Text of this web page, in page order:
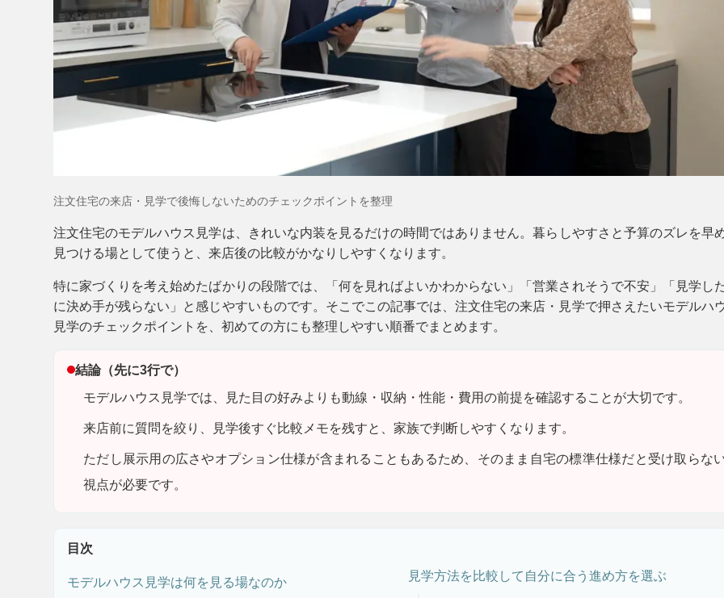
注文住宅の来店・見学で後悔しないためのチェックポイントを整理
注文住宅のモデルハウス見学は、きれいな内装を見るだけの時間ではありません。暮らしやすさと予算のズレを早
見つける場として使うと、来店後の比較がかなりしやすくなります。
特に家づくりを考え始めたばかりの段階では、「何を見ればよいかわからない」「営業されそうで不安」「見学し
に決め手が残らない」と感じやすいものです。そこでこの記事では、注文住宅の来店・見学で押さえたいモデルハ
見学のチェックポイントを、初めての方にも整理しやすい順番でまとめます。
結論（先に3行で）
モデルハウス見学では、見た目の好みよりも動線・収納・性能・費用の前提を確認することが大切です。
来店前に質問を絞り、見学後すぐ比較メモを残すと、家族で判断しやすくなります。
ただし 展示用の広さやオプション仕様が含まれることもあるため、そのまま自宅の標準仕様だと受け取らな
視点が必要です。
目次
モデルハウス見学は何を見る場なのか 見学方法を比較して自分に合う進め方を選ぶ